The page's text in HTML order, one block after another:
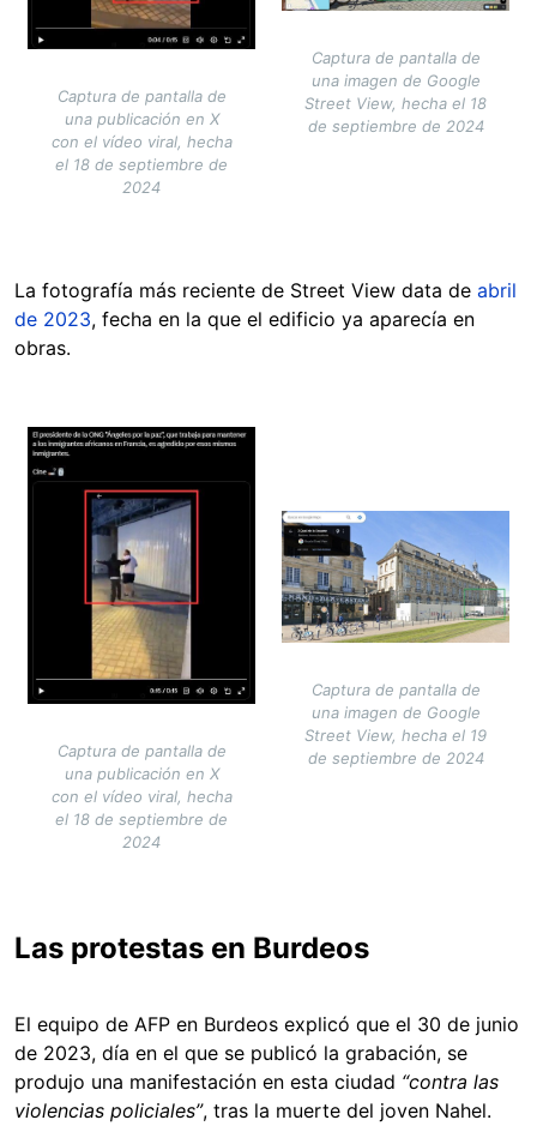
Captura de pantalla de
una publicación en X
con el vídeo viral, hecha
el 18 de septiembre de
2024
Captura de pantalla de
una imagen de Google
Street View, hecha el 18
de septiembre de 2024
La fotografía más reciente de Street View data de abril
de 2023, fecha en la que el edificio ya aparecía en
obras.
Image
Captura de pantalla de
una publicación en X
con el vídeo viral, hecha
el 18 de septiembre de
2024
Image
Captura de pantalla de
una imagen de Google
Street View, hecha el 19
de septiembre de 2024
Las protestas en Burdeos
El equipo de AFP en Burdeos explicó que el 30 de junio
de 2023, día en el que se publicó la grabación, se
produjo una manifestación en esta ciudad “contra las
violencias policiales”, tras la muerte del joven Nahel.